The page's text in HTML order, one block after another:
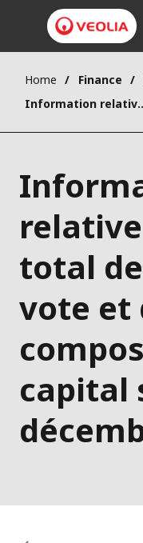
Home Finance
Information relative au nombre total de
total
vote et
capital